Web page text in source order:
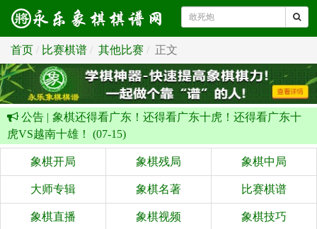
首页 比赛棋谱 其他比赛 正文
公告 | 象棋还得看广东！还得看广东十虎！还得看广东十
虎VS越南十雄！ (07-15)
象棋开局 象棋残局 象棋中局
大师专辑 象棋名著 比赛棋谱
象棋直播 象棋视频 象棋技巧